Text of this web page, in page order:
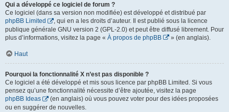
Qui a développé ce logiciel de forum ?
Ce logiciel (dans sa version non modifiée) est développé et distribué par
phpBB Limited
, qui en a les droits d’auteur. Il est publié sous la licence
publique générale GNU version 2 (GPL-2.0) et peut être diffusé librement. Pour
plus d’informations, visitez la page « À propos de phpBB » (en anglais).
Haut
Pourquoi la fonctionnalité X n’est pas disponible ?
Ce logiciel a été développé et mis sous licence par phpBB Limited. Si vous
pensez qu’une fonctionnalité nécessite d’être ajoutée, visitez la page
phpBB Ideas
(en anglais) où vous pouvez voter pour des idées proposées
ou en suggérer de nouvelles.